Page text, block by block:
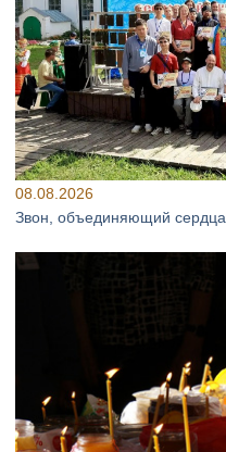
08.08.2026
Звон, объединяющий сердца